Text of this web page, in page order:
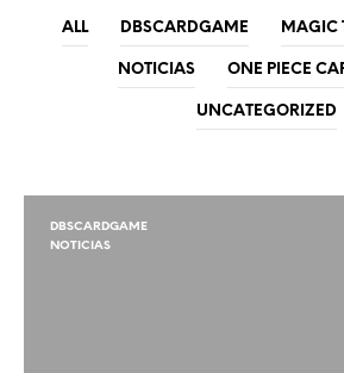
ALL DBSCARDGAME MAGIC
NOTICIAS ONE PIECE
UNCATEGORIZED
DBSCARDGAME
NOTICIAS